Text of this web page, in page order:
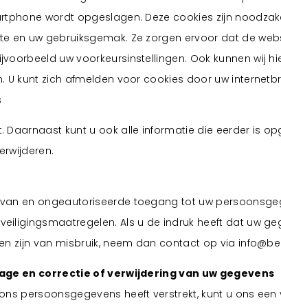
wordt opgeslagen. Deze cookies zijn
en uw gebruiksgemak. Ze zorgen ervoor dat de
uw voorkeursinstellingen. Ook kunnen wij
U kunt zich afmelden voor cookies door uw
Daarnaast kunt u ook alle informatie die eerder is
en ongeautoriseerde toegang tot uw
Als u de indruk heeft dat uw
zijn van misbruik, neem dan contact op via
en correctie of verwijdering van uw gegevens
persoonsgegevens heeft verstrekt, kunt u ons